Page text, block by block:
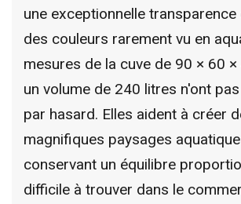
une exceptionnelle transparence
des couleurs rarement vu en
mesures de la cuve de 90 × 60
un volume de 240 litres n'ont
par hasard. Elles aident à créer
magnifiques paysages
conservant un équilibre
difficile à trouver dans le